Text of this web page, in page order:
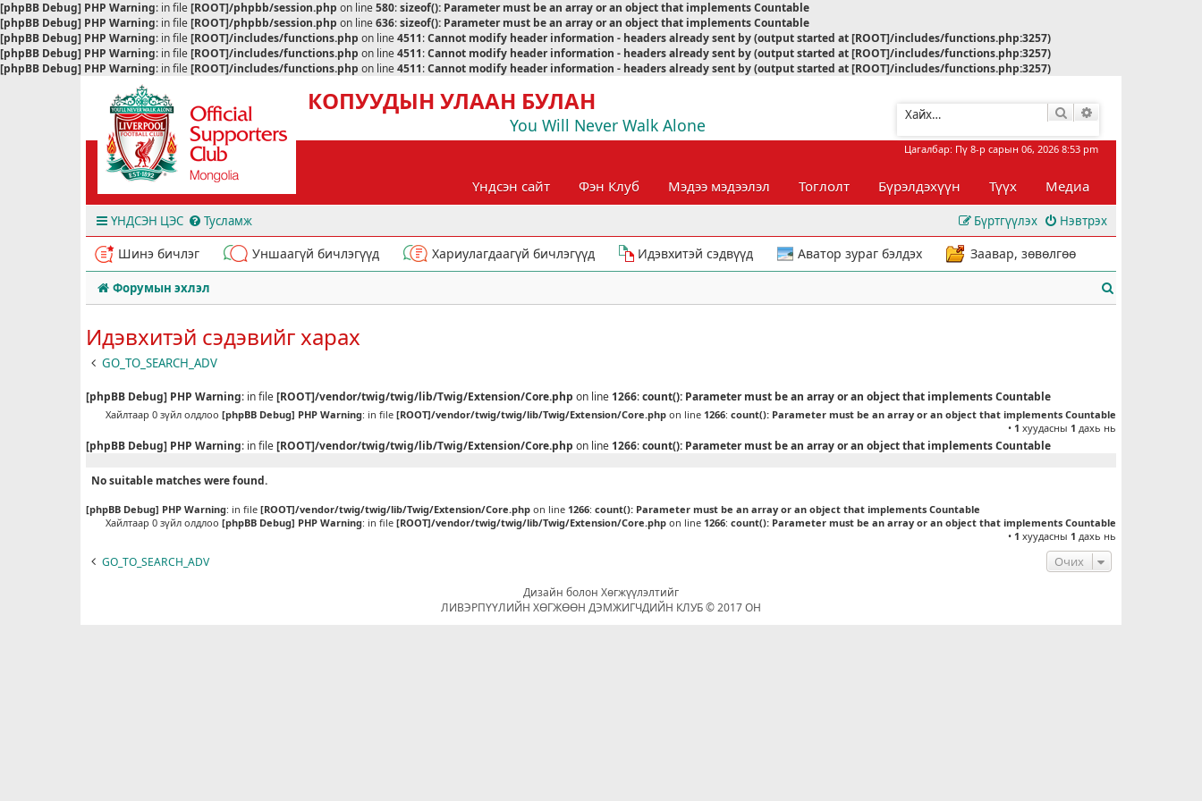
[phpBB Debug] PHP Warning: in file[ROOT]/phpbb/session.php on line580:sizeof(): Parameter must be an array or an object that implements Countable
[phpBB Debug] PHP Warning: in file[ROOT]/phpbb/session.php on line636:sizeof(): Parameter must be an array or an object that implements Countable
[phpBB Debug] PHP Warning: in file[ROOT]/includes/functions.php on line4511:Cannot modify header information - headers already sent by (output started at [ROOT]/includes/functions.php:3257)
[phpBB Debug] PHP Warning: in file[ROOT]/includes/functions.php on line4511:Cannot modify header information - headers already sent by (output started at [ROOT]/includes/functions.php:3257)
[phpBB Debug] PHP Warning: in file[ROOT]/includes/functions.php on line4511:Cannot modify header information - headers already sent by (output started at [ROOT]/includes/functions.php:3257)
КОПУУДЫН УЛААН БУЛАН
You Will Never Walk Alone
Хайлт
Цагалбар: Пү 8-р сарын 06, 2026 8:53 pm
Үндсэн сайт Фэн Клуб Мэдээ мэдээлэл Тоглолт Бүрэлдэхүүн Түүх Медиа
ҮНДСЭН ЦЭС Тусламж Нэвтрэх
Бүртгүүлэх
Шинэ бичлэг Уншаагүй бичлэгүүд Хариулагдаагүй бичлэгүүд Идэвхитэй сэдвүүд Аватор зураг бэлдэх Заавар, зөвөлгөө
Форумын эхлэл
Идэвхитэй сэдэвийг харах
GO_TO_SEARCH_ADV
[phpBB Debug] PHP Warning: in file[ROOT]/vendor/twig/twig/lib/Twig/Extension/Core.php on line 1266:count(): Parameter must be an array or an object that implements Countable
Хайлтаар 0 зүйл олдлоо [phpBB Debug] PHP Warning: in file [ROOT]/vendor/twig/twig/lib/Twig/Extension/Core.php on line 1266: count(): Parameter must be an array or an object that implements Countable
• 1 хуудасны 1 дахь нь
[phpBB Debug] PHP Warning: in file[ROOT]/vendor/twig/twig/lib/Twig/Extension/Core.php on line 1266:count(): Parameter must be an array or an object that implements Countable
No suitable matches were found.
[phpBB Debug] PHP Warning: in file [ROOT]/vendor/twig/twig/lib/Twig/Extension/Core.php on line 1266: count(): Parameter must be an array or an object that implements Countable
Хайлтаар 0 зүйл олдлоо [phpBB Debug] PHP Warning: in file [ROOT]/vendor/twig/twig/lib/Twig/Extension/Core.php on line 1266: count(): Parameter must be an array or an object that implements Countable
• 1 хуудасны 1 дахь нь
GO_TO_SEARCH_ADV Очих
Дизайн болон Хөгжүүлэлтийг
ЛИВЭРПҮҮЛИЙН ХӨГЖӨӨН ДЭМЖИГЧДИЙН КЛУБ © 2017 ОН